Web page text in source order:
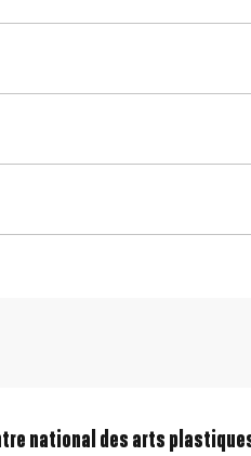
national des arts